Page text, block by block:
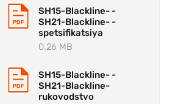
SH15-Blackline- -
SH21-Blackline- -
spetsifikatsiya
0.26 MB
SH15-Blackline- -
SH21-Blackline-
rukovodstvo